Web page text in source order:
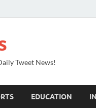
Tweet News!
EDUCATION